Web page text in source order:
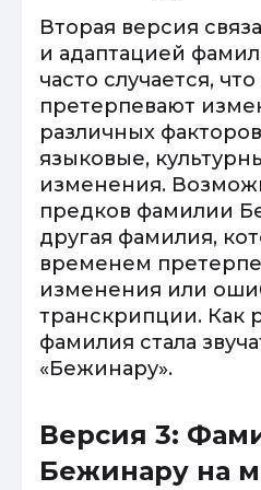
Вторая версия
и адаптацией
часто случается,
претерпевают
различных
языковые,
изменения.
предков фамилии
другая фамилия,
временем
изменения или
транскрипции. Как
фамилия стала
«Бежинару».
Версия 3:
Бежинару на